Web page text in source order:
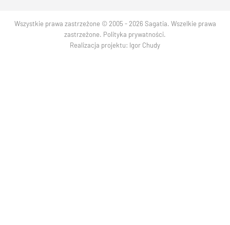
Wszystkie prawa zastrzeżone © 2005 - 2026 Sagatia. Wszelkie prawa
zastrzeżone. Polityka prywatności.
Realizacja projektu: Igor Chudy